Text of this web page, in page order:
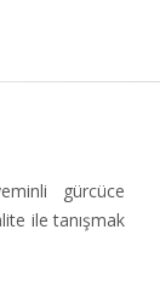
gürcüce
ile tanışmak